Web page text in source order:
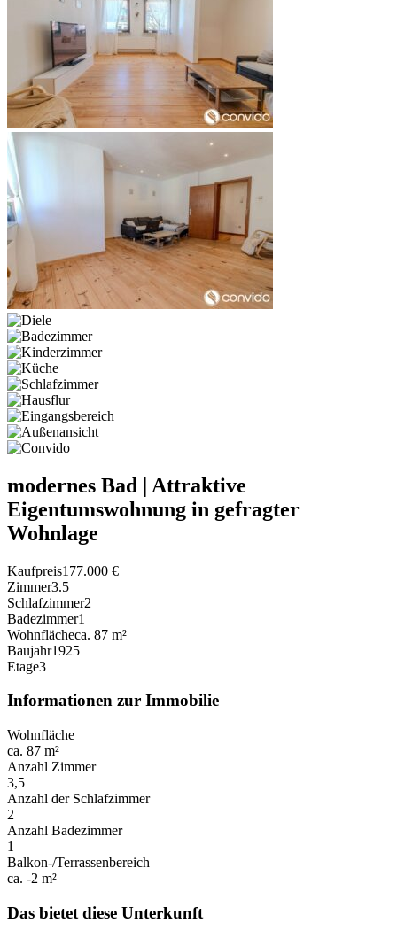
modernes Bad | Attraktive
Eigentumswohnung in gefragter
Wohnlage
Kaufpreis177.000 €
Zimmer3.5
Schlafzimmer2
Badezimmer1
Wohnflächeca. 87 m²
Baujahr1925
Etage3
Informationen zur Immobilie
Wohnfläche
ca. 87 m²
Anzahl Zimmer
3,5
Anzahl der Schlafzimmer
2
Anzahl Badezimmer
1
Balkon-/Terrassenbereich
ca. -2 m²
Das bietet diese Unterkunft